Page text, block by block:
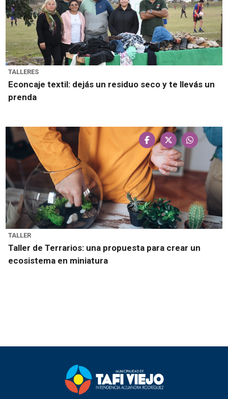
TALLERES
Econcaje textil: dejás un residuo seco y te llevás un
prenda
TALLER
Taller de Terrarios: una propuesta para crear un
ecosistema en miniatura